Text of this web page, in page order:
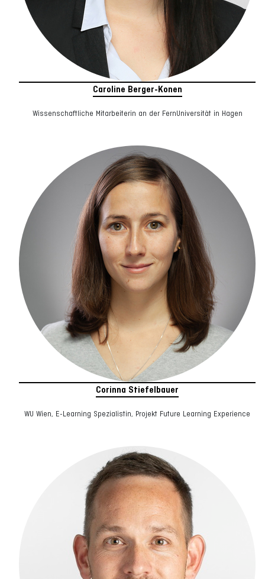
Caroline Berger-Konen
Wissenschaftliche Mitarbeiterin an der FernUniversität in Hagen
Corinna Stiefelbauer
WU Wien, E-Learning Spezialistin, Projekt Future Learning Experience